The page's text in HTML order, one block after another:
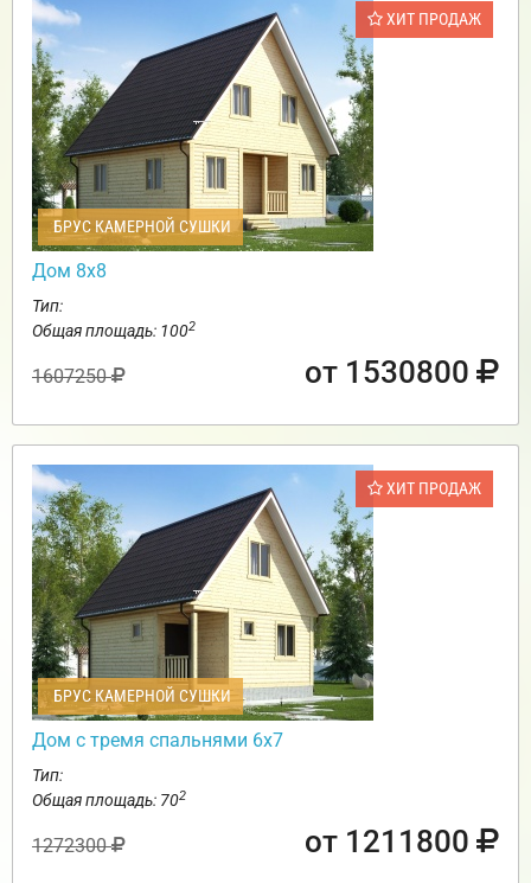
ХИТ ПРОДАЖ
БРУС КАМЕРНОЙ СУШКИ
Дом 8х8
Тип:
Общая площадь: 1002
1607250 от 1530800
ХИТ ПРОДАЖ
БРУС КАМЕРНОЙ СУШКИ
Дом с тремя спальнями 6х7
Тип:
Общая площадь: 702
1272300 от 1211800